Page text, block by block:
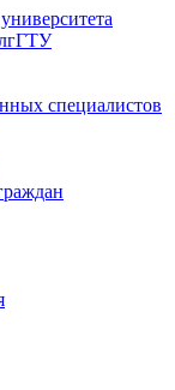
специалистов